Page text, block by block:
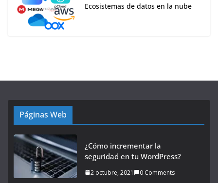
Ecosistemas de datos en la nube
Páginas Web
¿Cómo incrementar la
seguridad en tu WordPress?
2 octubre, 2021 0 Comments